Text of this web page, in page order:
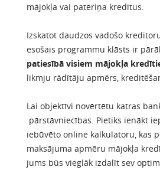
mājokļa vai patēriņa kredītus.
Izskatot daudzos vadošo
esošais programmu klāsts ir
patiesībā visiem mājokļa
likmju rādītāju apmērs,
Lai objektīvi novērtētu katras
pārstāvniecības. Pietiks ienākt
iebūvēto online kalkulatoru, kas
maksājuma apmēru mājokļa
jums būs vieglāk izdalīt sev